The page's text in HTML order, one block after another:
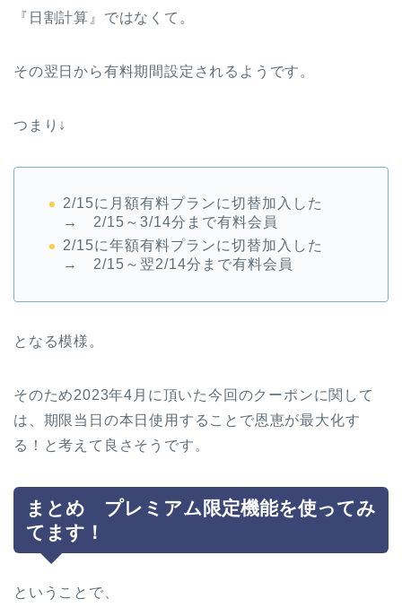
『日割計算』ではなくて。
その翌日から有料期間設定されるようです。
つまり↓
2/15に月額有料プランに切替加入した
→ 2/15～3/14分まで有料会員
2/15に年額有料プランに切替加入した
→ 2/15～翌2/14分まで有料会員
となる模様。
そのため2023年4月に頂いた今回のクーポンに関して
は、期限当日の本日使用することで恩恵が最大化す
る！と考えて良さそうです。
まとめ プレミアム限定機能を使ってみ
てます！
ということで、